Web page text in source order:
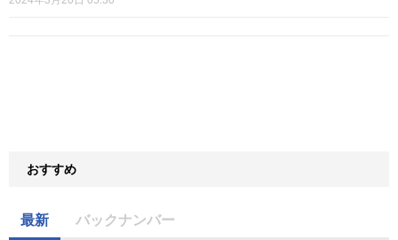
おすすめ
最新 バックナンバー